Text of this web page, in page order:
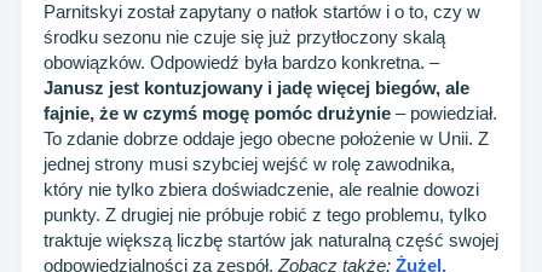
Parnitskyi został zapytany o natłok startów i o to, czy w
środku sezonu nie czuje się już przytłoczony skalą
obowiązków. Odpowiedź była bardzo konkretna. –
Janusz jest kontuzjowany i jadę więcej biegów, ale
fajnie, że w czymś mogę pomóc drużynie – powiedział.
To zdanie dobrze oddaje jego obecne położenie w Unii. Z
jednej strony musi szybciej wejść w rolę zawodnika,
który nie tylko zbiera doświadczenie, ale realnie dowozi
punkty. Z drugiej nie próbuje robić z tego problemu, tylko
traktuje większą liczbę startów jak naturalną część swojej
odpowiedzialności za zespół. Zobacz także: Żużel.